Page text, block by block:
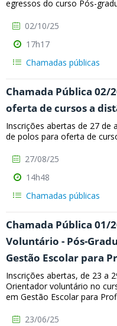
egressos do curso Pós-
02/10/25
17h17
Chamadas públicas
Chamada Pública 02/
oferta de cursos a
Inscrições abertas de 27 de
de polos para oferta de
27/08/25
14h48
Chamadas públicas
Chamada Pública 01/
Voluntário - Pós-
Gestão Escolar para
Inscrições abertas, de 23 a
Orientador voluntário no
em Gestão Escolar para
23/06/25